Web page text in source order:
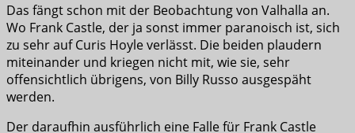
Das fängt schon mit der Beobachtung von Valhalla an.
Wo Frank Castle, der ja sonst immer paranoisch ist, sich
zu sehr auf Curis Hoyle verlässt. Die beiden plaudern
miteinander und kriegen nicht mit, wie sie, sehr
offensichtlich übrigens, von Billy Russo ausgespäht
werden.
Der daraufhin ausführlich eine Falle für Frank Castle